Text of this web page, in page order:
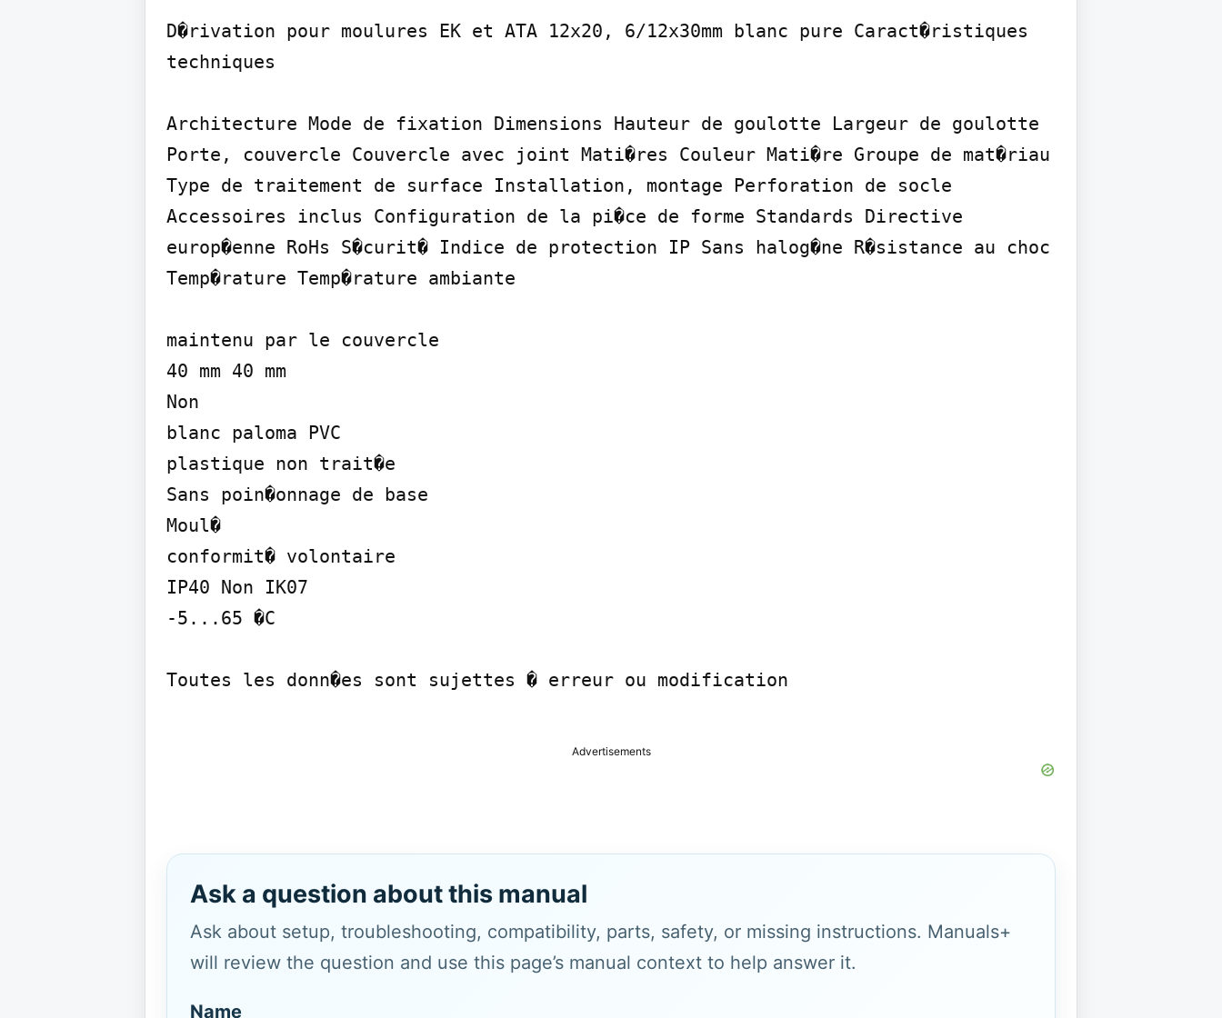
D�rivation pour moulures EK et ATA 12x20, 6/12x30mm blanc pure Caract�ristiques
techniques
Architecture Mode de fixation Dimensions Hauteur de goulotte Largeur de goulotte
Porte, couvercle Couvercle avec joint Mati�res Couleur Mati�re Groupe de mat�riau
Type de traitement de surface Installation, montage Perforation de socle
Accessoires inclus Configuration de la pi�ce de forme Standards Directive
europ�enne RoHs S�curit� Indice de protection IP Sans halog�ne R�sistance au choc
Temp�rature Temp�rature ambiante
maintenu par le couvercle
40 mm 40 mm
Non
blanc paloma PVC
plastique non trait�e
Sans poin�onnage de base
Moul�
conformit� volontaire
IP40 Non IK07
-5...65 �C
Toutes les donn�es sont sujettes � erreur ou modification
Advertisements
Ask a question about this manual
Ask about setup, troubleshooting, compatibility, parts, safety, or missing instructions. Manuals+
will review the question and use this page’s manual context to help answer it.
Name